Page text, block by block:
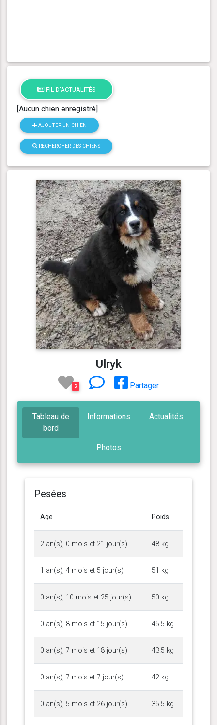
FIL D'ACTUALITÉS
[Aucun chien enregistré]
AJOUTER UN CHIEN
RECHERCHER DES CHIENS
Ulryk
2 Partager
Tableau de
bord
Informations Actualités
Photos
Pesées
Age Poids
2 an(s), 0 mois et 21 jour(s) 48 kg
1 an(s), 4 mois et 5 jour(s) 51 kg
0 an(s), 10 mois et 25 jour(s) 50 kg
0 an(s), 8 mois et 15 jour(s) 45.5 kg
0 an(s), 7 mois et 18 jour(s) 43.5 kg
0 an(s), 7 mois et 7 jour(s) 42 kg
0 an(s), 5 mois et 26 jour(s) 35.5 kg